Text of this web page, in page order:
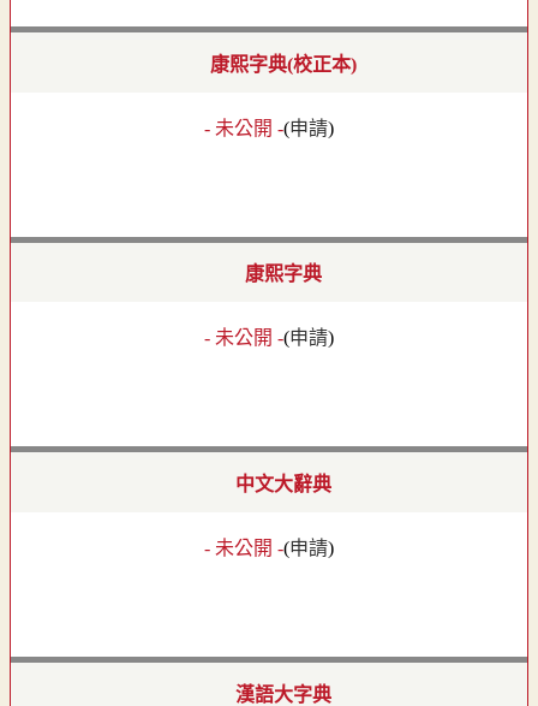
康熙字典(校正本)
- 未公開 -(申請)
康熙字典
- 未公開 -(申請)
中文大辭典
- 未公開 -(申請)
漢語大字典